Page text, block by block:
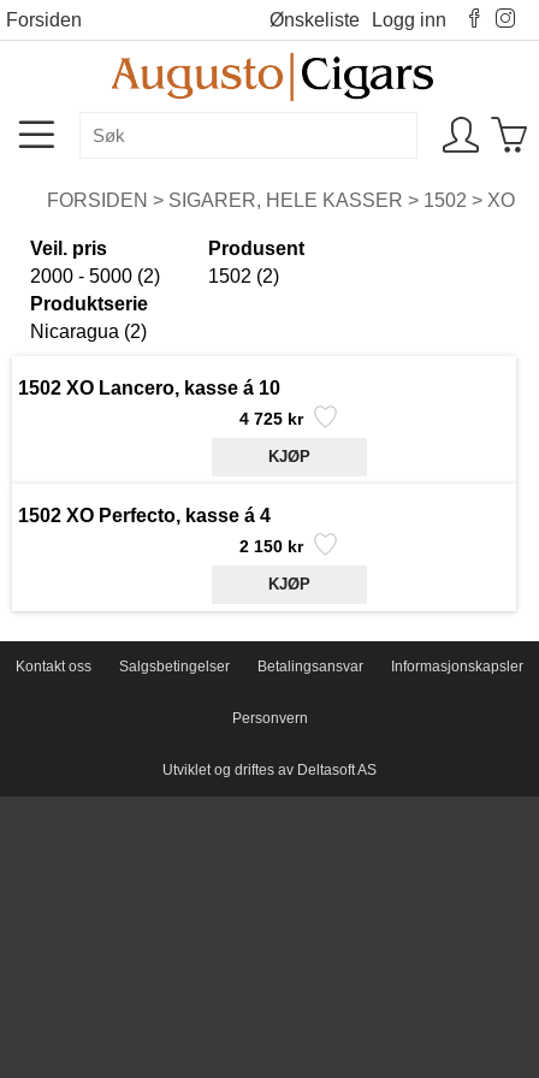
Forsiden Ønskeliste Logg inn
FORSIDEN > SIGARER, HELE KASSER > 1502 > XO
Veil. pris
2000 - 5000 (2)
Produsent
1502 (2)
Produktserie
Nicaragua (2)
1502 XO Lancero, kasse á 10
4 725 kr
1502 XO Perfecto, kasse á 4
2 150 kr
Kontakt oss Salgsbetingelser Betalingsansvar Informasjonskapsler
Personvern
Utviklet og driftes av Deltasoft AS